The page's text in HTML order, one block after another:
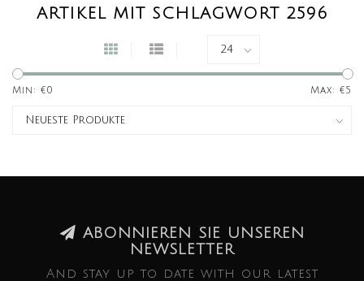
ARTIKEL MIT SCHLAGWORT 2596
Min: €0 Max: €5
ABONNIEREN SIE UNSEREN
NEWSLETTER
And stay up to date with our latest